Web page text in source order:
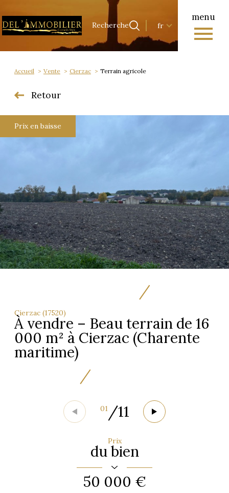
menu
Recherche
fr
Accueil Recherche 0
Langue
fr
Accueil Vente Cierzac Terrain agricole
Retour
Prix en baisse
Cierzac (17520)
À vendre – Beau terrain de 16
000 m² à Cierzac (Charente
maritime)
01/11
Prix
du bien
50 000 €